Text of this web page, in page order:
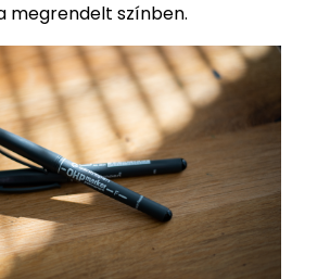
megrendelt színben.